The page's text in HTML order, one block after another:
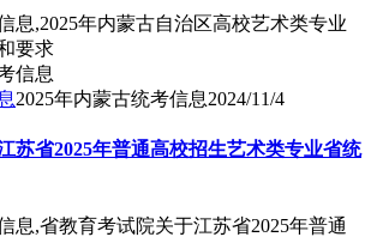
息,2025年内蒙古自治区高校艺术类专业
要求
2025年内蒙古统考信息2024/11/4
苏省2025年普通高校招生艺术类专业省统
息,省教育考试院关于江苏省2025年普通